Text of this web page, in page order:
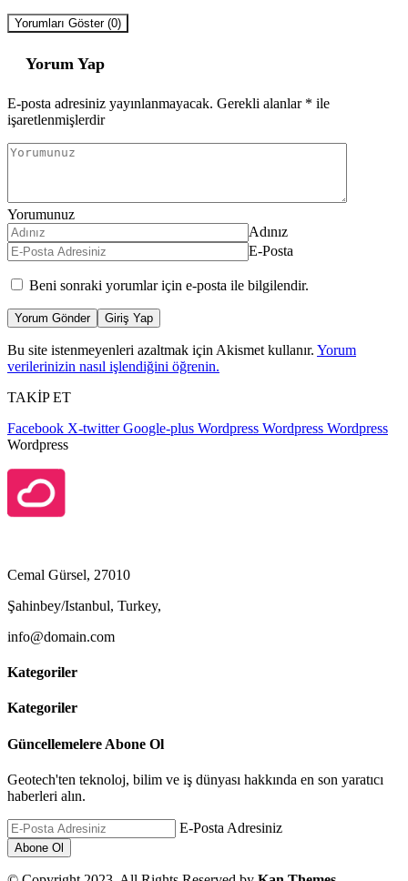
Yorumları Göster (0)
Yorum Yap
E-posta adresiniz yayınlanmayacak. Gerekli alanlar * ile
işaretlenmişlerdir
Yorumunuz
Adınız
E-Posta
Beni sonraki yorumlar için e-posta ile bilgilendir.
Yorum Gönder Giriş Yap
Bu site istenmeyenleri azaltmak için Akismet kullanır. Yorum
verilerinizin nasıl işlendiğini öğrenin.
TAKİP ET
Facebook X-twitter Google-plus Wordpress Wordpress Wordpress
Wordpress
Cemal Gürsel, 27010
Şahinbey/Istanbul, Turkey,
info@domain.com
Kategoriler
Kategoriler
Güncellemelere Abone Ol
Geotech'ten teknoloj, bilim ve iş dünyası hakkında en son yaratıcı
haberleri alın.
E-Posta Adresiniz